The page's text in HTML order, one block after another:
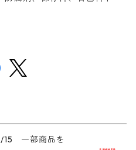
15 一部商品を